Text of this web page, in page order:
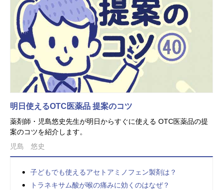
明日使えるOTC医薬品 提案のコツ
薬剤師・児島悠史先生が明日からすぐに使える OTC医薬品の提
案のコツを紹介します。
児島 悠史
子どもでも使えるアセトアミノフェン製剤は？
トラネキサム酸が喉の痛みに効くのはなぜ？